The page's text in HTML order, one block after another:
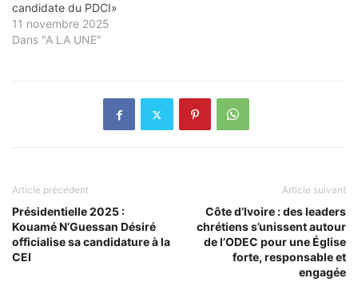
candidate du PDCI»
11 novembre 2025
Dans "A LA UNE"
Article précédent
Présidentielle 2025 :
Kouamé N’Guessan Désiré
officialise sa candidature à la
CEI
Article suivant
Côte d’Ivoire : des leaders
chrétiens s’unissent autour
de l’ODEC pour une Église
forte, responsable et
engagée